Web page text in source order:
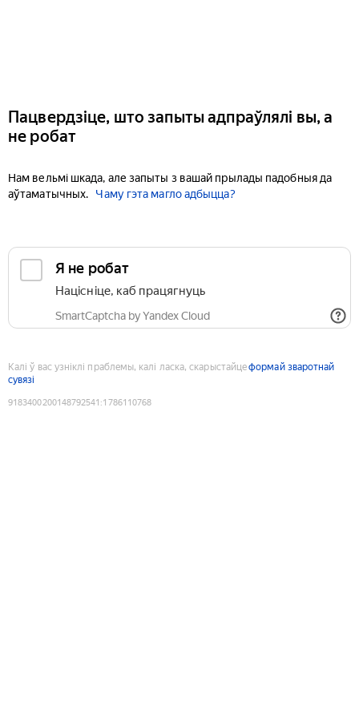
Пацвердзіце, што запыты адпраўлялі вы, а
не робат
Нам вельмі шкада, але запыты з вашай прылады падобныя да
аўтаматычных.
Чаму гэта магло адбыцца?
Я не робат
Націсніце, каб працягнуць
SmartCaptcha by Yandex Cloud
Калі ў вас узніклі праблемы, калі ласка, скарыстайцеформай зваротнай
сувязі
9183400200148792541 :1786110768